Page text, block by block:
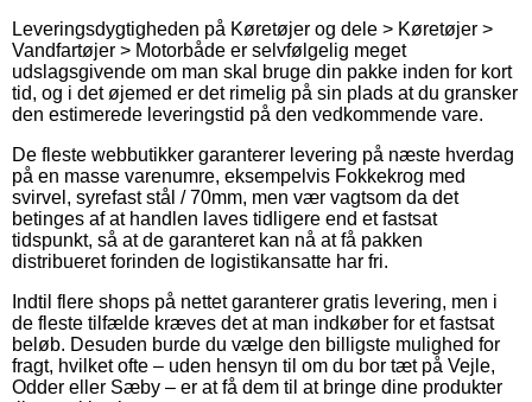
Leveringsdygtigheden på Køretøjer og dele > Køretøjer >
Vandfartøjer > Motorbåde er selvfølgelig meget
udslagsgivende om man skal bruge din pakke inden for kort
tid, og i det øjemed er det rimelig på sin plads at du gransker
den estimerede leveringstid på den vedkommende vare.
De fleste webbutikker garanterer levering på næste hverdag
på en masse varenumre, eksempelvis Fokkekrog med
svirvel, syrefast stål / 70mm, men vær vagtsom da det
betinges af at handlen laves tidligere end et fastsat
tidspunkt, så at de garanteret kan nå at få pakken
distribueret forinden de logistikansatte har fri.
Indtil flere shops på nettet garanterer gratis levering, men i
de fleste tilfælde kræves det at man indkøber for et fastsat
beløb. Desuden burde du vælge den billigste mulighed for
fragt, hvilket ofte – uden hensyn til om du bor tæt på Vejle,
Odder eller Sæby – er at få dem til at bringe dine produkter